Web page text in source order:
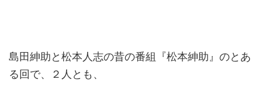
島田紳助と松本人志の昔の番組『松本紳助』のとあ
る回で、２人とも、